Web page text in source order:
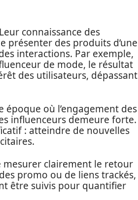
connaissance des
présenter des produits d’une
interactions. Par exemple,
de mode, le résultat
des utilisateurs, dépassant
où l’engagement des
influenceurs demeure forte.
: atteindre de nouvelles
mesurer clairement le retour
promo ou de liens trackés,
être suivis pour quantifier